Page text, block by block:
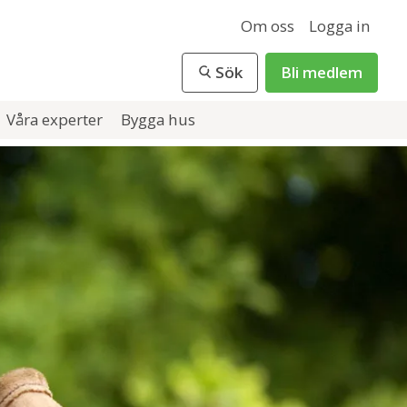
Om oss Logga in
Sök Bli medlem
Våra experter Bygga hus